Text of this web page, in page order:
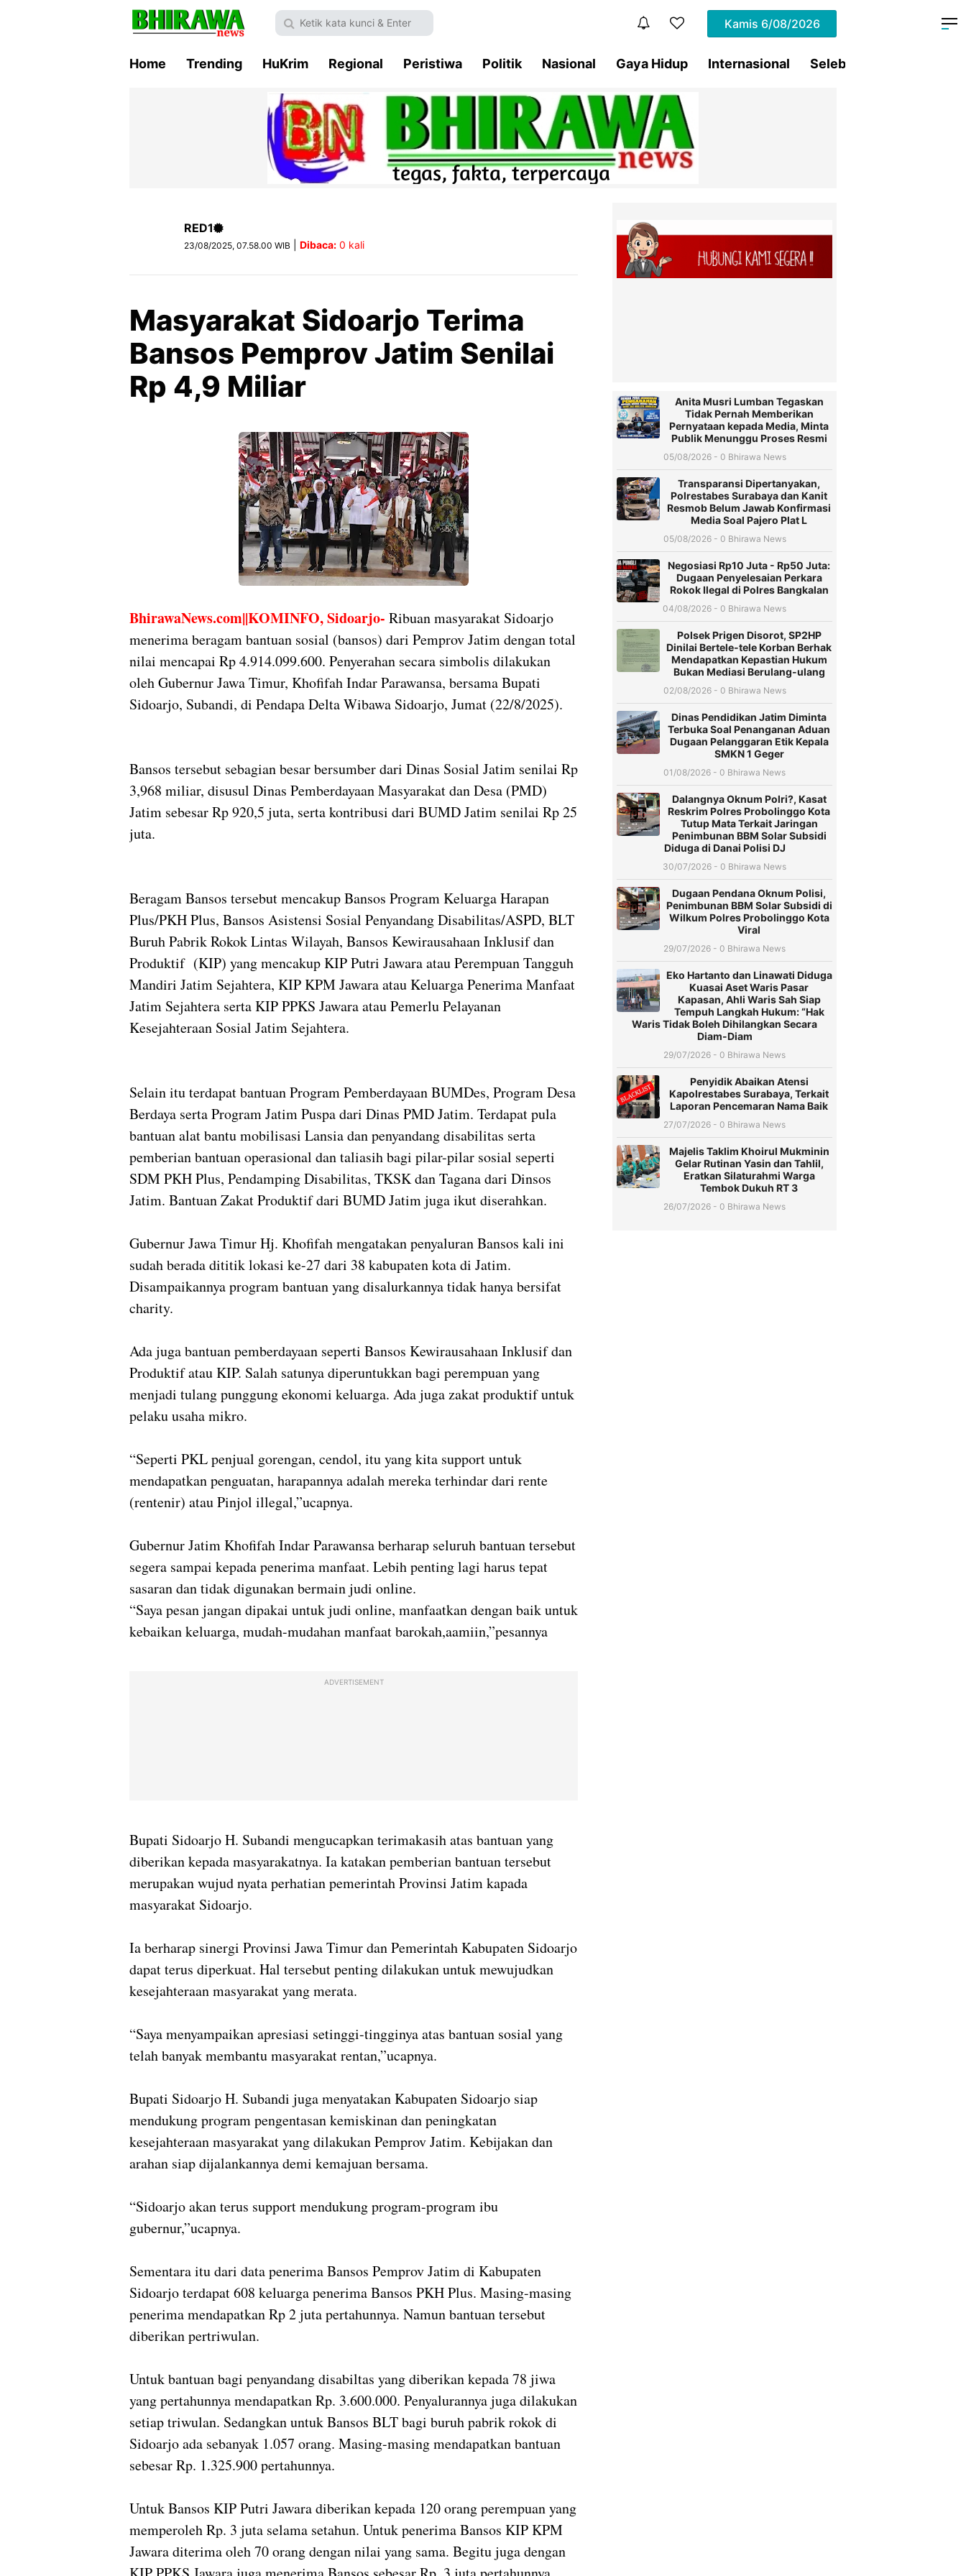
Kamis 6/08/2026
Home Trending HuKrim Regional Peristiwa Politik Nasional Gaya Hidup Internasional Selebritis
RED1
23/08/2025, 07.58.00 WIB Dibaca: 0 kali
Masyarakat Sidoarjo Terima
Bansos Pemprov Jatim Senilai
Rp 4,9 Miliar
BhirawaNews.com||KOMINFO, Sidoarjo- Ribuan masyarakat Sidoarjo
menerima beragam bantuan sosial (bansos) dari Pemprov Jatim dengan total
nilai mencapai Rp 4.914.099.600. Penyerahan secara simbolis dilakukan
oleh Gubernur Jawa Timur, Khofifah Indar Parawansa, bersama Bupati
Sidoarjo, Subandi, di Pendapa Delta Wibawa Sidoarjo, Jumat (22/8/2025).
Bansos tersebut sebagian besar bersumber dari Dinas Sosial Jatim senilai Rp
3,968 miliar, disusul Dinas Pemberdayaan Masyarakat dan Desa (PMD)
Jatim sebesar Rp 920,5 juta, serta kontribusi dari BUMD Jatim senilai Rp 25
juta.
Beragam Bansos tersebut mencakup Bansos Program Keluarga Harapan
Plus/PKH Plus, Bansos Asistensi Sosial Penyandang Disabilitas/ASPD, BLT
Buruh Pabrik Rokok Lintas Wilayah, Bansos Kewirausahaan Inklusif dan
Produktif (KIP) yang mencakup KIP Putri Jawara atau Perempuan Tangguh
Mandiri Jatim Sejahtera, KIP KPM Jawara atau Keluarga Penerima Manfaat
Jatim Sejahtera serta KIP PPKS Jawara atau Pemerlu Pelayanan
Kesejahteraan Sosial Jatim Sejahtera.
Selain itu terdapat bantuan Program Pemberdayaan BUMDes, Program Desa
Berdaya serta Program Jatim Puspa dari Dinas PMD Jatim. Terdapat pula
bantuan alat bantu mobilisasi Lansia dan penyandang disabilitas serta
pemberian bantuan operasional dan taliasih bagi pilar-pilar sosial seperti
SDM PKH Plus, Pendamping Disabilitas, TKSK dan Tagana dari Dinsos
Jatim. Bantuan Zakat Produktif dari BUMD Jatim juga ikut diserahkan.
Gubernur Jawa Timur Hj. Khofifah mengatakan penyaluran Bansos kali ini
sudah berada dititik lokasi ke-27 dari 38 kabupaten kota di Jatim.
Disampaikannya program bantuan yang disalurkannya tidak hanya bersifat
charity.
Ada juga bantuan pemberdayaan seperti Bansos Kewirausahaan Inklusif dan
Produktif atau KIP. Salah satunya diperuntukkan bagi perempuan yang
menjadi tulang punggung ekonomi keluarga. Ada juga zakat produktif untuk
pelaku usaha mikro.
“Seperti PKL penjual gorengan, cendol, itu yang kita support untuk
mendapatkan penguatan, harapannya adalah mereka terhindar dari rente
(rentenir) atau Pinjol illegal,”ucapnya.
Gubernur Jatim Khofifah Indar Parawansa berharap seluruh bantuan tersebut
segera sampai kepada penerima manfaat. Lebih penting lagi harus tepat
sasaran dan tidak digunakan bermain judi online.
“Saya pesan jangan dipakai untuk judi online, manfaatkan dengan baik untuk
kebaikan keluarga, mudah-mudahan manfaat barokah,aamiin,”pesannya
ADVERTISEMENT
Bupati Sidoarjo H. Subandi mengucapkan terimakasih atas bantuan yang
diberikan kepada masyarakatnya. Ia katakan pemberian bantuan tersebut
merupakan wujud nyata perhatian pemerintah Provinsi Jatim kapada
masyarakat Sidoarjo.
Ia berharap sinergi Provinsi Jawa Timur dan Pemerintah Kabupaten Sidoarjo
dapat terus diperkuat. Hal tersebut penting dilakukan untuk mewujudkan
kesejahteraan masyarakat yang merata.
“Saya menyampaikan apresiasi setinggi-tingginya atas bantuan sosial yang
telah banyak membantu masyarakat rentan,”ucapnya.
Bupati Sidoarjo H. Subandi juga menyatakan Kabupaten Sidoarjo siap
mendukung program pengentasan kemiskinan dan peningkatan
kesejahteraan masyarakat yang dilakukan Pemprov Jatim. Kebijakan dan
arahan siap dijalankannya demi kemajuan bersama.
“Sidoarjo akan terus support mendukung program-program ibu
gubernur,”ucapnya.
Sementara itu dari data penerima Bansos Pemprov Jatim di Kabupaten
Sidoarjo terdapat 608 keluarga penerima Bansos PKH Plus. Masing-masing
penerima mendapatkan Rp 2 juta pertahunnya. Namun bantuan tersebut
diberikan pertriwulan.
Untuk bantuan bagi penyandang disabiltas yang diberikan kepada 78 jiwa
yang pertahunnya mendapatkan Rp. 3.600.000. Penyalurannya juga dilakukan
setiap triwulan. Sedangkan untuk Bansos BLT bagi buruh pabrik rokok di
Sidoarjo ada sebanyak 1.057 orang. Masing-masing mendapatkan bantuan
sebesar Rp. 1.325.900 pertahunnya.
Untuk Bansos KIP Putri Jawara diberikan kepada 120 orang perempuan yang
memperoleh Rp. 3 juta selama setahun. Untuk penerima Bansos KIP KPM
Jawara diterima oleh 70 orang dengan nilai yang sama. Begitu juga dengan
Anita Musri Lumban Tegaskan
Tidak Pernah Memberikan
Pernyataan kepada Media, Minta
Publik Menunggu Proses Resmi
05/08/2026 - 0 Bhirawa News
Transparansi Dipertanyakan,
Polrestabes Surabaya dan Kanit
Resmob Belum Jawab Konfirmasi
Media Soal Pajero Plat L
05/08/2026 - 0 Bhirawa News
Negosiasi Rp10 Juta - Rp50 Juta:
Dugaan Penyelesaian Perkara
Rokok Ilegal di Polres Bangkalan
04/08/2026 - 0 Bhirawa News
Polsek Prigen Disorot, SP2HP
Dinilai Bertele-tele Korban Berhak
Mendapatkan Kepastian Hukum
Bukan Mediasi Berulang-ulang
02/08/2026 - 0 Bhirawa News
Dinas Pendidikan Jatim Diminta
Terbuka Soal Penanganan Aduan
Dugaan Pelanggaran Etik Kepala
SMKN 1 Geger
01/08/2026 - 0 Bhirawa News
Dalangnya Oknum Polri?, Kasat
Reskrim Polres Probolinggo Kota
Tutup Mata Terkait Jaringan
Penimbunan BBM Solar Subsidi
Diduga di Danai Polisi DJ
30/07/2026 - 0 Bhirawa News
Dugaan Pendana Oknum Polisi,
Penimbunan BBM Solar Subsidi di
Wilkum Polres Probolinggo Kota
Viral
29/07/2026 - 0 Bhirawa News
Eko Hartanto dan Linawati Diduga
Kuasai Aset Waris Pasar
Kapasan, Ahli Waris Sah Siap
Tempuh Langkah Hukum: “Hak
Waris Tidak Boleh Dihilangkan Secara
Diam-Diam
29/07/2026 - 0 Bhirawa News
Penyidik Abaikan Atensi
Kapolrestabes Surabaya, Terkait
Laporan Pencemaran Nama Baik
27/07/2026 - 0 Bhirawa News
Majelis Taklim Khoirul Mukminin
Gelar Rutinan Yasin dan Tahlil,
Eratkan Silaturahmi Warga
Tembok Dukuh RT 3
26/07/2026 - 0 Bhirawa News